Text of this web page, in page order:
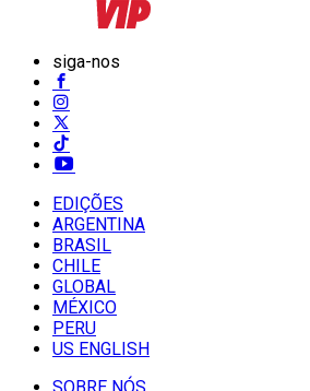
siga-nos
EDIÇÕES
ARGENTINA
BRASIL
CHILE
GLOBAL
MÉXICO
PERU
US ENGLISH